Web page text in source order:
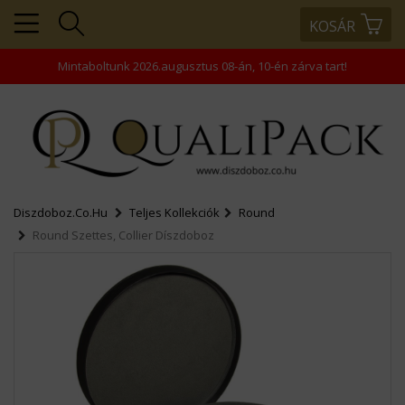
Mintaboltunk 2026.augusztus 08-án, 10-én zárva tart!
KOSÁR
+36203343866
+36203458445
+36202463938
rendeles@comptech-
MENÜ
PROFIL
Diszdoboz.co.hu Teljes Kollekciók
Round
Round Szettes, Collier Díszdoboz